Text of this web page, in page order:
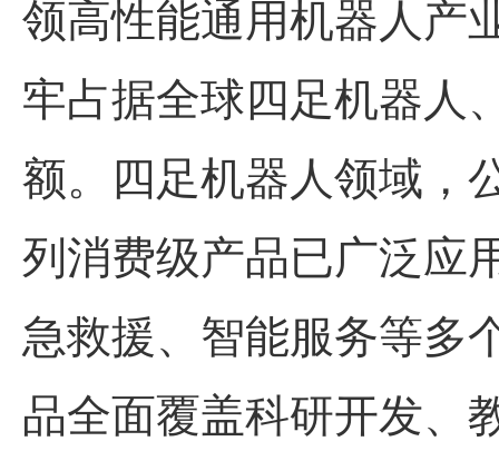
领高性能通用机器人产
牢占据全球四足机器人
额。四足机器人领域，
列消费级产品已广泛应
急救援、智能服务等多
品全面覆盖科研开发、